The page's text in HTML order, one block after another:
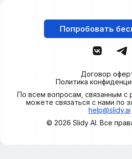
Попробовать
Договор
Политика
По всем вопросам, связанным с
можете связаться с нами по
help@slidy.ai
© 2026 Slidy AI. Все